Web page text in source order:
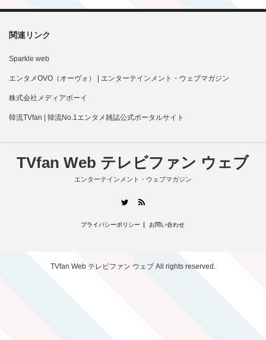
関連リンク
Sparkle web
エンタメOVO（オーヴォ） | エンターテインメント・ウェブマガジン
株式会社メディアボーイ
韓流TVfan | 韓流No.1エンタメ雑誌公式ポータルサイト
TVfan Web テレビファン ウェブ
エンターテインメント・ウェブマガジン
Twitter
プライバシーポリシー お問い合わせ
TVfan Web テレビファン ウェブ All rights reserved.